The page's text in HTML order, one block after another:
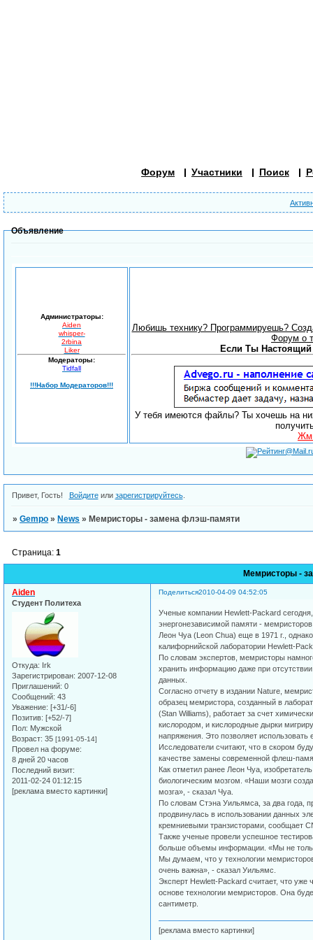
Форум Участники Поиск
Объявление
Администраторы:
Aiden
whisper-
2rbina
Liker
Модераторы:
Tidfall
!!!Набор Модераторов!!!
Любишь технику? Программируешь?
Форум о
Если Ты Настоящий
У тебя имеются файлы? Ты хочешь на
Привет, Гость! Войдитеили зарегистрируйтесь.
»Gempo »News »Мемристоры - замена флэш-памяти
Мемристоры -
Страница:1
Поделиться2010-04-09 04:52:05
Aiden
Студент Политеха
Откуда: Irk
Зарегистрирован: 2007-12-08
Приглашений: 0
Сообщений: 43
Уважение: [+31/-6]
Позитив: [+52/-7]
Пол: Мужской
Возраст: 35 [1991-05-14]
Провел на форуме:
8 дней 20 часов
Последний визит:
2011-02-24 01:12:15
[реклама вместо картинки]
Ученые компании Hewlett-Packard
энергонезависимой памяти -
Леон Чуа (Leon Chua) еще в 1971 г.,
калифорнийской лаборатории Hewlett-
По словам экспертов, мемристоры
хранить информацию даже при отсутствии
данных.
Согласно отчету в издании Nature,
образец мемристора, созданный в
(Stan Williams), работает за счет
кислородом, и кислородные дырки
напряжения. Это позволяет использовать
Исследователи считают, что в скором
качестве замены современной флеш-
Как отметил ранее Леон Чуа,
биологическим мозгом. «Наши мозги
мозга», - сказал Чуа.
По словам Стэна Уильямса, за два года,
продвинулась в использовании данных
кремниевыми транзисторами, сообщает
Также ученые провели успешное
больше объемы информации. «Мы не
Мы думаем, что у технологии
очень важна», - сказал Уильямс.
Эксперт Hewlett-Packard считает, что уже
основе технологии мемристоров. Она
сантиметр.
[реклама вместо картинки]